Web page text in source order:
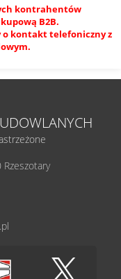
kontrahentów
B2B.
o kontakt telefoniczny z